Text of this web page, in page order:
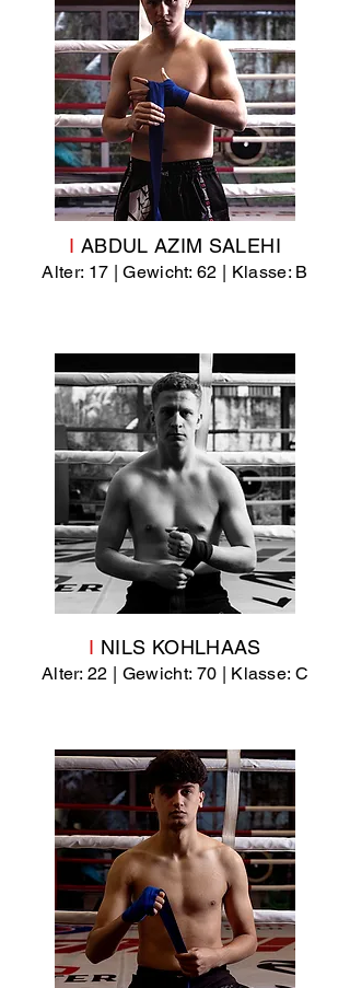
I ABDUL AZIM SALEHI
Alter: 17 | Gewicht: 62 | Klasse: B
I NILS KOHLHAAS
Alter: 22 | Gewicht: 70 | Klasse: C